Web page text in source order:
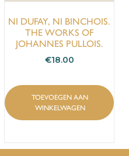
NI DUFAY, NI BINCHOIS.
THE WORKS OF
JOHANNES PULLOIS.
€18.00
TOEVOEGEN AAN
WINKELWAGEN